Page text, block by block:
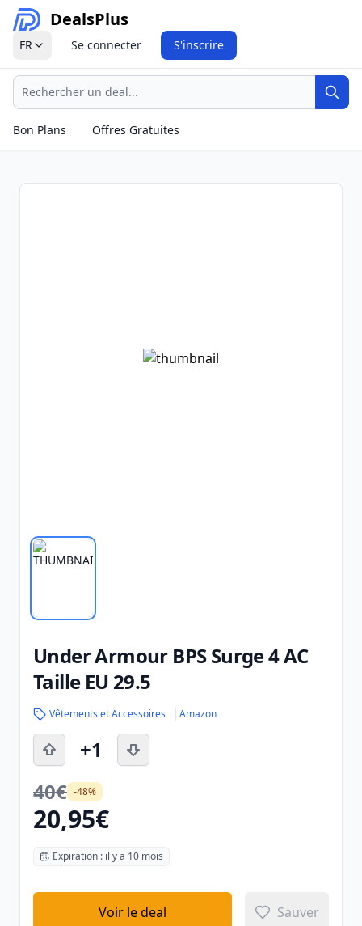
DealsPlus
FR Se connecter S'inscrire
Recherche
Bon Plans
Offres Gratuites
Under Armour BPS Surge 4 AC
Taille EU 29.5
Vêtements et Accessoires Amazon
+1
40€ -48%
20,95€
Expiration : il y a 10 mois
Voir le deal Sauver